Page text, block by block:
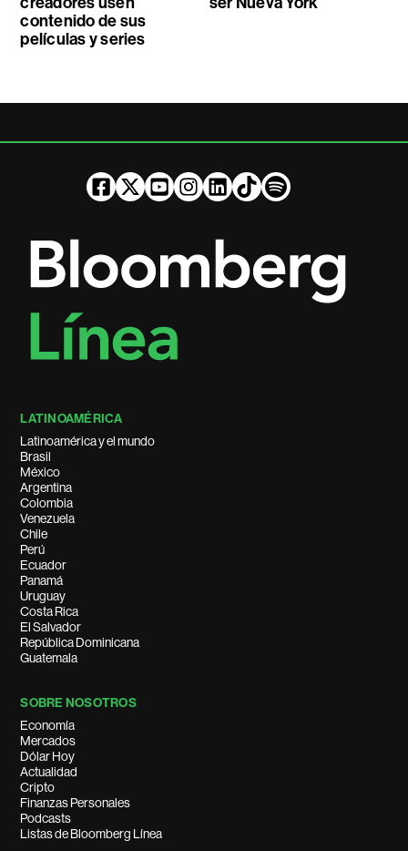
contenido de sus
películas y series
LATINOAMÉRICA
Latinoamérica y el mundo
Brasil
México
Argentina
Colombia
Venezuela
Chile
Perú
Ecuador
Panamá
Uruguay
Costa Rica
El Salvador
República Dominicana
Guatemala
SOBRE NOSOTROS
Economía
Mercados
Dólar Hoy
Actualidad
Cripto
Finanzas Personales
Podcasts
Listas de Bloomberg Línea